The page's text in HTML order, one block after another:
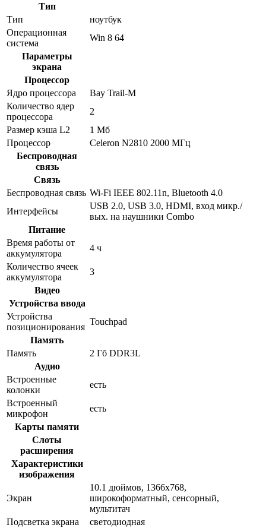
Тип
Тип
ноутбук
Операционная
система
Win 8 64
Параметры
экрана
Процессор
Ядро процессора
Bay Trail-M
Количество ядер
процессора
2
Размер кэша L2
1 Мб
Процессор
Celeron N2810 2000 МГц
Беспроводная
связь
Связь
Беспроводная связь Wi-Fi IEEE 802.11n, Bluetooth 4.0
Интерфейсы
USB 2.0, USB 3.0, HDMI, вход микр./
вых. на наушники Combo
Питание
Время работы от
аккумулятора
4 ч
Количество ячеек
аккумулятора
3
Видео
Устройства ввода
Устройства
позиционирования
Touchpad
Память
Память
2 Гб DDR3L
Аудио
Встроенные
колонки
есть
Встроенный
микрофон
есть
Карты памяти
Слоты
расширения
Характеристики
изображения
Экран
10.1 дюймов, 1366x768,
широкоформатный, сенсорный,
мультитач
Подсветка экрана
светодиодная